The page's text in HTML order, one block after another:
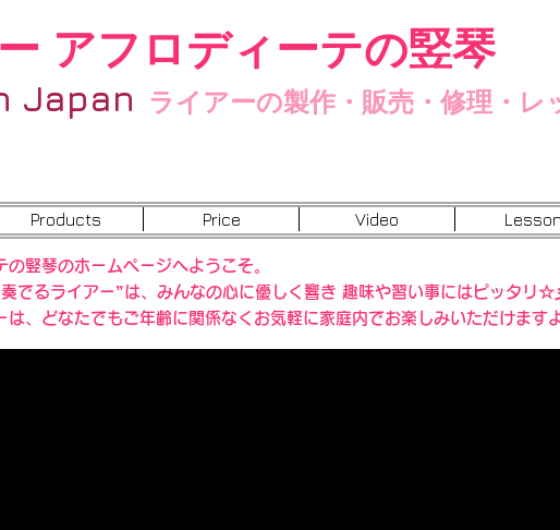
アフロディーテの竪琴
Japan ライアーの製作・販売・修理・レ
Products Price Video Lesson
の竪琴のホームページへようこそ。
でるライアー”は、みんなの心に優しく響き 趣味や習い事にはピッタリ
は、どなたでもご年齢に関係なくお気軽に家庭内でお楽しみいただけますよ